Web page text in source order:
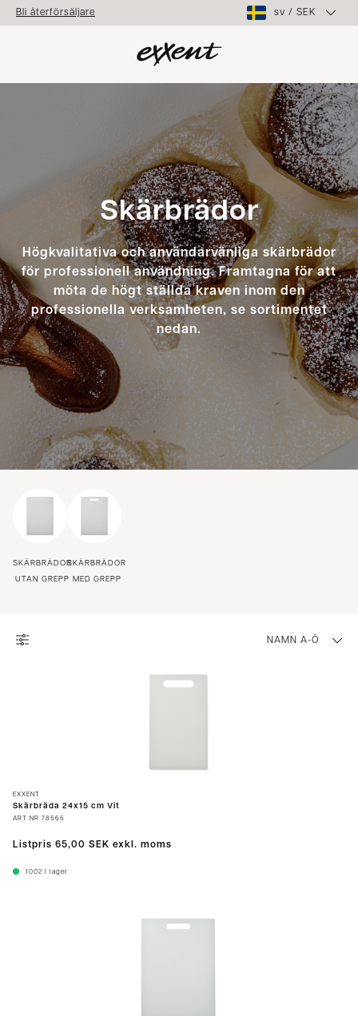
Bli återförsäljare sv / SEK
Skärbrädor
Högkvalitativa och användarvänliga skärbrädor
för professionell användning. Framtagna för att
möta de högt ställda kraven inom den
professionella verksamheten, se sortimentet
nedan.
SKÄRBRÄDOR
UTAN GREPP
SKÄRBRÄDOR
MED GREPP
NAMN A-Ö
EXXENT
Skärbräda 24x15 cm Vit
ART.NR 78565
Listpris 65,00 SEK exkl. moms
1002 I lager